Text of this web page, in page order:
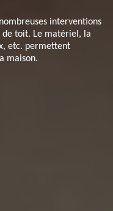
interventions
de toit. Le matériel, la
etc. permettent
maison.